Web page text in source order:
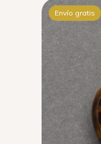
Envío gratis